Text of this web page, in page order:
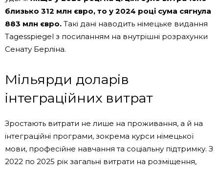
близько 312 млн євро, то у 2024 році сума сягнула
883 млн євро. Такі дані наводить німецьке видання
Tagesspiegel з посиланням на внутрішні розрахунки
Сенату Берліна.
Мільярди доларів
інтеграційних витрат
Зростають витрати не лише на проживання, а й на
інтеграційні програми, зокрема курси німецької
мови, професійне навчання та соціальну підтримку. З
2022 по 2025 рік загальні витрати на розміщення,